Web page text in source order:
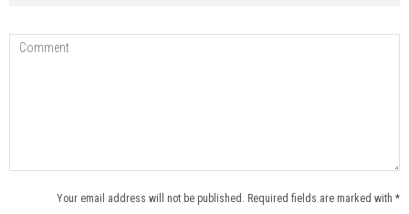
Your email address will not be published. Required fields are marked with *